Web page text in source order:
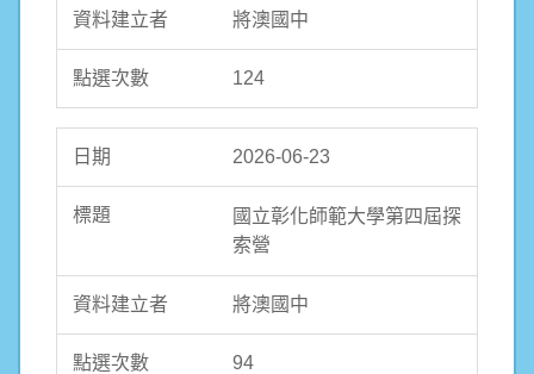
將澳國中
124
2026-06-23
國立彰化師範大學第四屆探
索營
將澳國中
94